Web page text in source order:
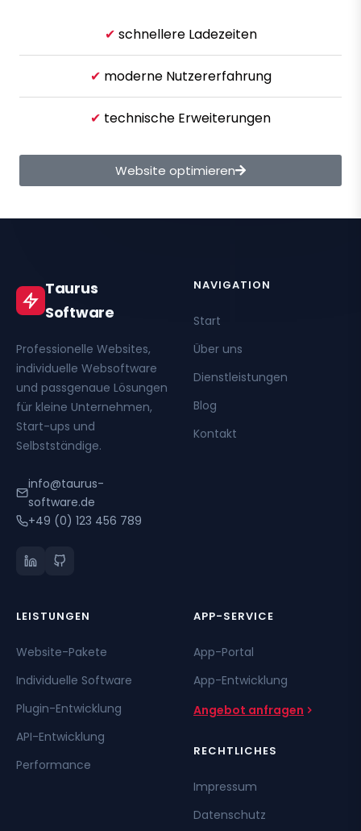
✔ schnellere Ladezeiten
✔ moderne Nutzererfahrung
✔ technische Erweiterungen
Website optimieren
Taurus
Software
Professionelle Websites,
individuelle Websoftware
und passgenaue Lösungen
für kleine Unternehmen,
Start-ups und
Selbstständige.
info@taurus-
software.de
+49 (0) 123 456 789
NAVIGATION
Start
Über uns
Dienstleistungen
Blog
Kontakt
LEISTUNGEN
Website-Pakete
Individuelle Software
Plugin-Entwicklung
API-Entwicklung
Performance
APP-SERVICE
App-Portal
App-Entwicklung
Angebot anfragen
RECHTLICHES
Impressum
Datenschutz